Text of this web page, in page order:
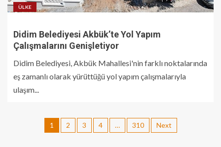
ÜLKE
Didim Belediyesi Akbük’te Yol Yapım
Çalışmalarını Genişletiyor
Didim Belediyesi, Akbük Mahallesi'nin farklı noktalarında
eş zamanlı olarak yürüttüğü yol yapım çalışmalarıyla
ulaşım...
1 2 3 4 … 310 Next